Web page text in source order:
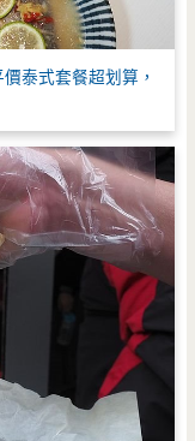
泰式套餐超划算，